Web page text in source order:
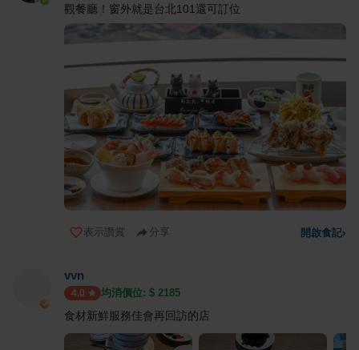
觀餐廳！窗外就是台北101還可訂位
表示讚賞 分享 開啟食記›
vvn
4.0 均消價位: $ 2185
食材新鮮服務佳會再回訪的店